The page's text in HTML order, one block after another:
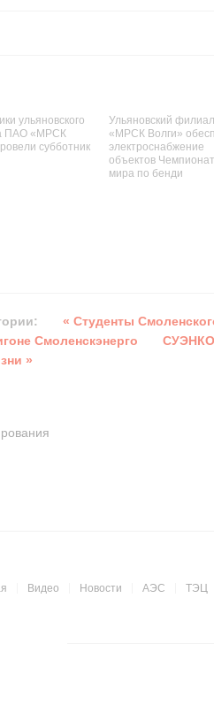
ульяновского
ПАО «МРСК
субботник
Ульяновский
«МРСК Волги»
электроснабжение
объектов
мира по бенди
« Студенты
Смоленскэнерго
СУЭНКО
»
Видео Новости АЭС ТЭЦ